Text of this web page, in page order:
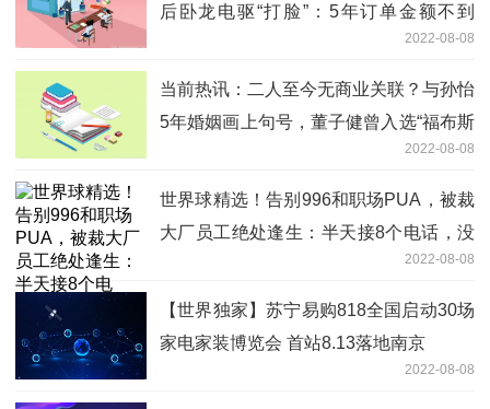
后卧龙电驱“打脸”：5年订单金额不到
2022-08-08
当前热讯：二人至今无商业关联？与孙怡
5年婚姻画上句号，董子健曾入选“福布斯
2022-08-08
世界球精选！告别996和职场PUA，被裁
大厂员工绝处逢生：半天接8个电话，没
2022-08-08
【世界独家】苏宁易购818全国启动30场
家电家装博览会 首站8.13落地南京
2022-08-08